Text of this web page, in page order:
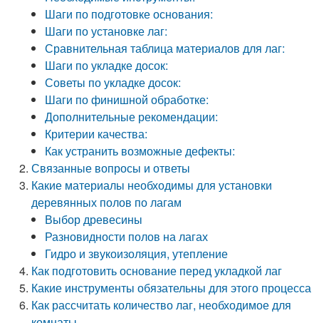
Шаги по подготовке основания:
Шаги по установке лаг:
Сравнительная таблица материалов для лаг:
Шаги по укладке досок:
Советы по укладке досок:
Шаги по финишной обработке:
Дополнительные рекомендации:
Критерии качества:
Как устранить возможные дефекты:
Связанные вопросы и ответы
Какие материалы необходимы для установки
деревянных полов по лагам
Выбор древесины
Разновидности полов на лагах
Гидро и звукоизоляция, утепление
Как подготовить основание перед укладкой лаг
Какие инструменты обязательны для этого процесса
Как рассчитать количество лаг, необходимое для